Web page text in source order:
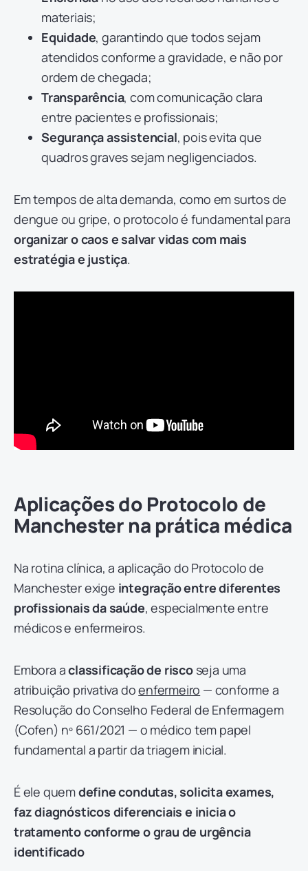
materiais;
Equidade, garantindo que todos sejam
atendidos conforme a gravidade, e não por
ordem de chegada;
Transparência, com comunicação clara
entre pacientes e profissionais;
Segurança assistencial, pois evita que
quadros graves sejam negligenciados.
Em tempos de alta demanda, como em surtos de
dengue ou gripe, o protocolo é fundamental para
organizar o caos e salvar vidas com mais
estratégia e justiça.
Aplicações do Protocolo de
Manchester na prática médica
Na rotina clínica, a aplicação do Protocolo de
Manchester exige integração entre diferentes
profissionais da saúde, especialmente entre
médicos e enfermeiros.
Embora aclassificação de riscoseja uma
atribuição privativa doenfermeiro — conforme a
Resolução do Conselho Federal de Enfermagem
(Cofen) nº 661/2021 — o médico tem papel
fundamental a partir da triagem inicial.
É ele quemdefine condutas, solicita exames,
faz diagnósticos diferenciais e inicia o
tratamento conforme o grau de urgência
identificado